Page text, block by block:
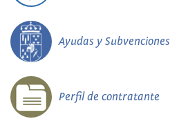
Ayudas y Subvenciones
Perfil de contratante